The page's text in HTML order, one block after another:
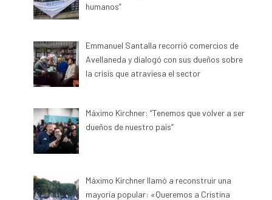
humanos”
Emmanuel Santalla recorrió comercios de
Avellaneda y dialogó con sus dueños sobre
la crisis que atraviesa el sector
Máximo Kirchner: “Tenemos que volver a ser
dueños de nuestro país”
Máximo Kirchner llamó a reconstruir una
mayoría popular: «Queremos a Cristina